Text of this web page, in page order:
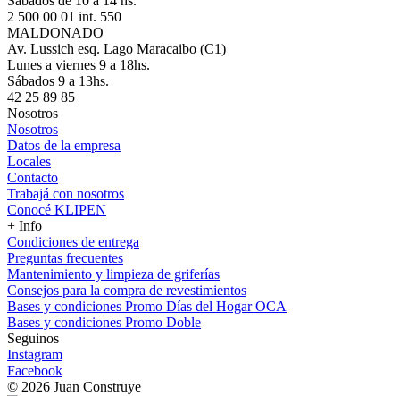
2 500 00 01 int. 550
MALDONADO
Av. Lussich esq. Lago Maracaibo (C1)
Lunes a viernes 9 a 18hs.
Sábados 9 a 13hs.
42 25 89 85
Nosotros
Nosotros
Datos de la empresa
Locales
Contacto
Trabajá con nosotros
Conocé KLIPEN
+ Info
Condiciones de entrega
Preguntas frecuentes
Mantenimiento y limpieza de griferías
Consejos para la compra de revestimientos
Bases y condiciones Promo Días del Hogar OCA
Bases y condiciones Promo Doble
Seguinos
Instagram
Facebook
© 2026 Juan Construye